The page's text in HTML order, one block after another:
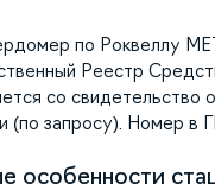
по Роквеллу
Реестр
со свидетельство
(по запросу). Номер в
особенности